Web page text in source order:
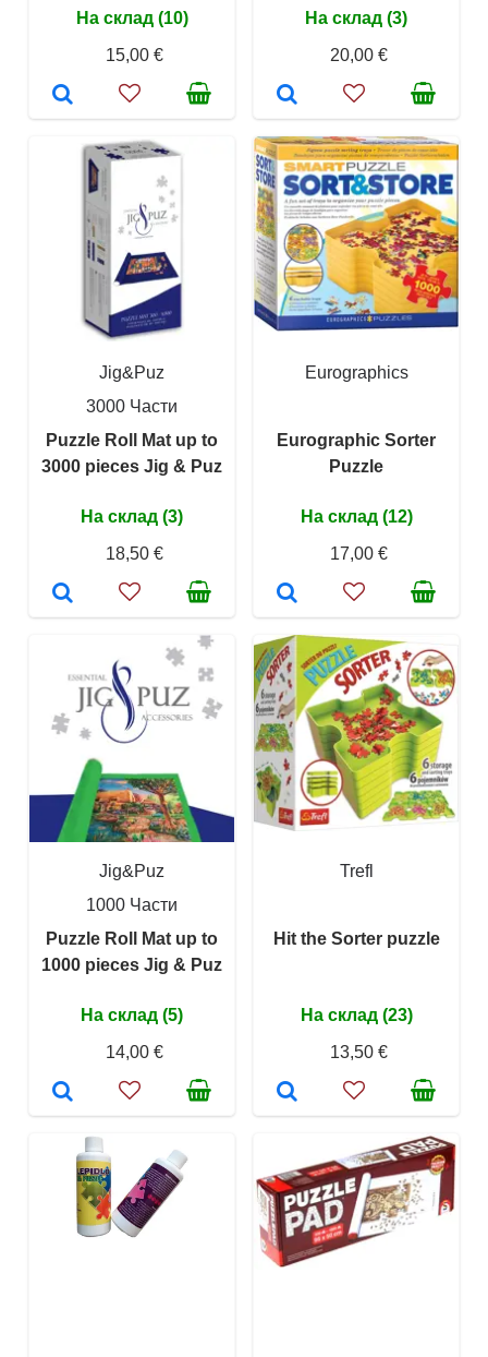
На склад (10)
15,00 €
На склад (3)
20,00 €
Jig&Puz
3000 Части
Puzzle Roll Mat up to
3000 pieces Jig & Puz
На склад (3)
18,50 €
Eurographics
Eurographic Sorter
Puzzle
На склад (12)
17,00 €
Jig&Puz
1000 Части
Puzzle Roll Mat up to
1000 pieces Jig & Puz
На склад (5)
14,00 €
Trefl
Hit the Sorter puzzle
На склад (23)
13,50 €